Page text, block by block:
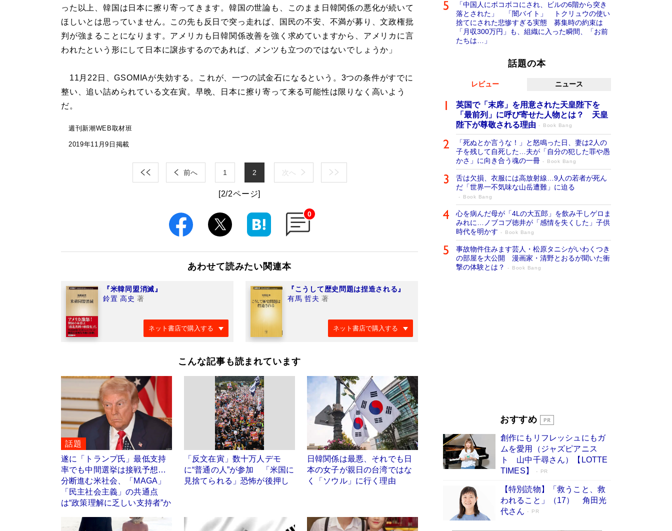
った以上、韓国は日本に擦り寄ってきます。韓国の世論も、このまま日韓関係の悪化が続いて
ほしいとは思っていません。この先も反日で突っ走れば、国民の不安、不満が募り、文政権批
判が強まることになります。アメリカも日韓関係改善を強く求めていますから、アメリカに言
われたという形にして日本に譲歩するのであれば、メンツも立つのではないでしょうか」
11月22日、GSOMIAが失効する。これが、一つの試金石になるという。3つの条件がすでに
整い、追い詰められている文在寅。早晩、日本に擦り寄って来る可能性は限りなく高いよう
だ。
週刊新潮WEB取材班
2019年11月9日掲載
前へ 1 2 次へ
[2/2ページ]
0
あわせて読みたい関連本
『米韓同盟消滅』
鈴置 高史 著
ネット書店で購入する
『こうして歴史問題は捏造される』
有馬 哲夫 著
ネット書店で購入する
こんな記事も読まれています
話題
遂に「トランプ氏」最低支持
率でも中間選挙は接戦予想…
分断進む米社会、「MAGA」
「民主社会主義」の共通点
は“政策理解に乏しい支持者”か
「反文在寅」数十万人デモ
に“普通の人”が参加 「米国に
見捨てられる」恐怖が後押し
日韓関係は最悪、それでも日
本の女子が親日の台湾ではな
く「ソウル」に行く理由
「中国人にボコボコにされ、ビルの6階から突き
落とされた」 「闇バイト」 トクリュウの使い
捨てにされた悲惨すぎる実態 募集時の約束は
「月収300万円」も、組織に入った瞬間、「お前
たちは…」
話題の本
レビュー ニュース
英国で「末席」を用意された天皇陛下を
「最前列」に呼び寄せた人物とは？ 天皇
陛下が尊敬される理由
Book Bang
「死ぬとか言うな！」と怒鳴った日、妻は2人の
子を残して自死した…夫が「自分の犯した罪や愚
かさ」に向き合う魂の一冊
Book Bang
舌は欠損、衣服には高放射線…9人の若者が死ん
だ「世界一不気味な山岳遭難」に迫る
Book Bang
心を病んだ母が「4Lの大五郎」を飲み干しゲロま
みれに…ノブコブ徳井が「感情を失くした」子供
時代を明かす
Book Bang
事故物件住みます芸人・松原タニシがいわくつき
の部屋を大公開 漫画家・清野とおるが聞いた衝
撃の体験とは？
Book Bang
占 上半期1位にも選出［新書ベストセラー］
Book Bang
おすすめ
創作にもリフレッシュにもガ
ムを愛用（ジャズピアニス
ト 山中千尋さん）【LOTTE
TIMES】
PR
【特別読物】「救うこと、救
われること」（17） 角田光
代さん
PR